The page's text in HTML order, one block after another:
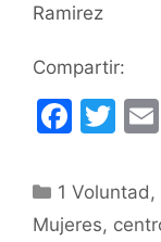
Ramirez
Compartir:
F
c
e
T
itt
er
Categorías
1 Voluntad,
Mujeres,